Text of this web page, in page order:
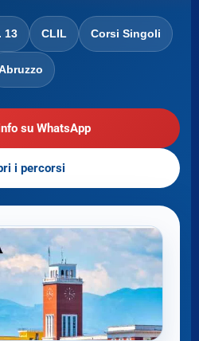
13 CLIL Corsi Singoli
su WhatsApp
i percorsi